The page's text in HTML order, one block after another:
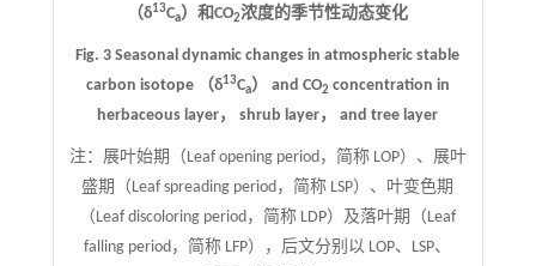
（δ13Ca）和CO2浓度的季节性动态变化
Fig. 3 Seasonal dynamic changes in atmospheric stable
carbon isotope （δ13Ca） and CO2 concentration in
herbaceous layer， shrub layer， and tree layer
注： 展叶始期（Leaf opening period，简称 LOP）、展叶
盛期（Leaf spreading period，简称 LSP）、叶变色期
（Leaf discoloring period，简称 LDP）及落叶期（Leaf
falling period，简称 LFP），后文分别以 LOP、LSP、